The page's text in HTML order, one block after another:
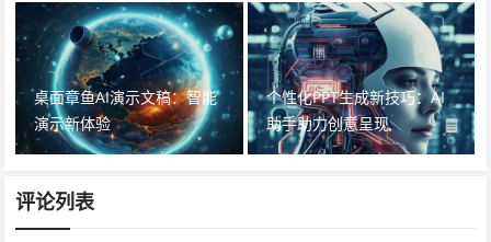
桌面章鱼AI演示文稿：智能
演示新体验
个性化PPT生成新技巧：AI
助手助力创意呈现
评论列表